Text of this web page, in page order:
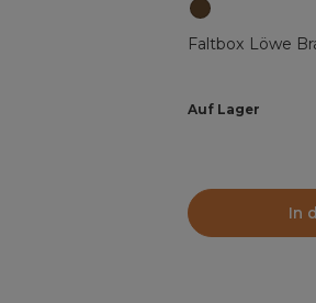
Faltbox Löwe
Auf Lager
In